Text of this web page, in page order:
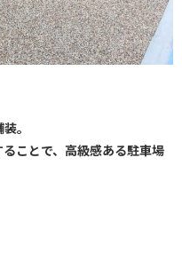
。
ことで、高級感ある駐車場